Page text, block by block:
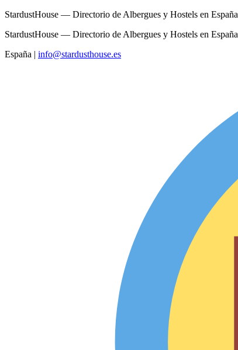
StardustHouse — Directorio de Albergues y Hostels en España
StardustHouse — Directorio de Albergues y Hostels en España
España | info@stardusthouse.es